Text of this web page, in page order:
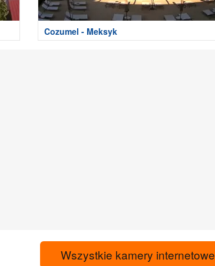
Cozumel - Meksyk
Wszystkie kamery internetowe